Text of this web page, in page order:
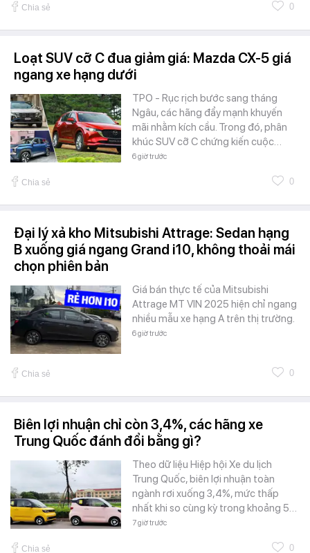
Chia sẻ 0
Loạt SUV cỡ C đua giảm giá: Mazda CX-5 giá
ngang xe hạng dưới
TPO - Rục rịch bước sang tháng
Ngâu, các hãng đẩy mạnh khuyến
mãi nhằm kích cầu. Trong đó, phân
khúc SUV cỡ C chứng kiến cuộc…
6 giờ trước
Chia sẻ 0
Đại lý xả kho Mitsubishi Attrage: Sedan hạng
B xuống giá ngang Grand i10, không thoải mái
chọn phiên bản
Giá bán thực tế của Mitsubishi
Attrage MT VIN 2025 hiện chỉ ngang
nhiều mẫu xe hạng A trên thị trường.
6 giờ trước
Chia sẻ 0
Biên lợi nhuận chỉ còn 3,4%, các hãng xe
Trung Quốc đánh đổi bằng gì?
Theo dữ liệu Hiệp hội Xe du lịch
Trung Quốc, biên lợi nhuận toàn
ngành rơi xuống 3,4%, mức thấp
nhất khi so cùng kỳ trong khoảng 5…
7 giờ trước
Chia sẻ 0